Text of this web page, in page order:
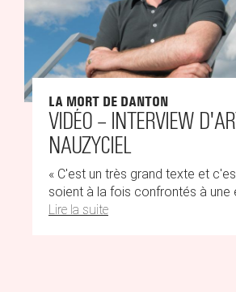
LA MORT DE DANTON
VIDÉO – INTERVIEW
NAUZYCIEL
« C'est un très grand texte et
soient à la fois confrontés à une
Lire la suite